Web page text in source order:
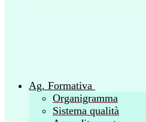
Ag. Formativa
Organigramma
Sistema qualità